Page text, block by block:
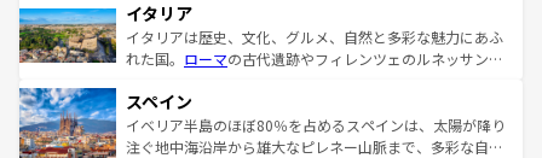
イタリア
イタリアは歴史、文化、グルメ、自然と多彩な魅力にあふ
れた国。 ローマの古代遺跡やフィレンツェのルネッサンス
ろん、トスカーナの美しい田園風景やアマルフィ海岸の絶
景など、自然景観も見逃せない。観光の合間には、本場の
ピザやパスタなど、絶品のイタリア料理を堪能することも
スペイン
イベリア半島のほぼ80％を占めるスペインは、太陽が降り
注ぐ地中海沿岸から雄大なピレネー山脈まで、多彩な自然